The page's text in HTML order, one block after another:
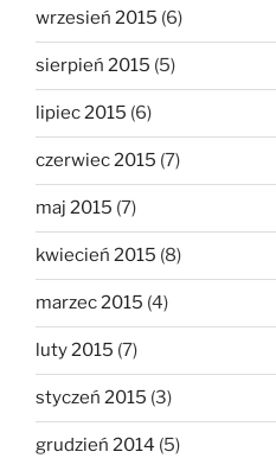
wrzesień 2015 (6)
sierpień 2015 (5)
lipiec 2015 (6)
czerwiec 2015 (7)
maj 2015 (7)
kwiecień 2015 (8)
marzec 2015 (4)
luty 2015 (7)
styczeń 2015 (3)
grudzień 2014 (5)